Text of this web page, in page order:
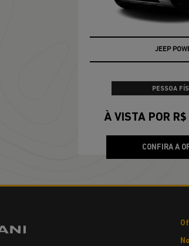
JEEP
PESSOA
À VISTA POR
CONFIRA A